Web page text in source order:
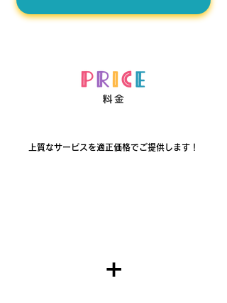
​上質なサービスを適正価格でご提供します！
​+